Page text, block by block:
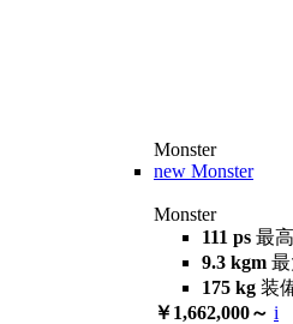
Monster
new Monster
Monster
111 ps 最
9.3 kgm
175 kg 装
￥1,662,000～ i